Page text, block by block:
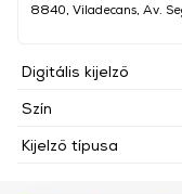
8840, Viladecans, Av.
Digitális kijelző
Szín
Kijelző típusa